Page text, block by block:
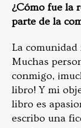
¿Cómo fue la
parte de la
La comunidad
Muchas
conmigo,
libro! Y mi
libro es
escribo una